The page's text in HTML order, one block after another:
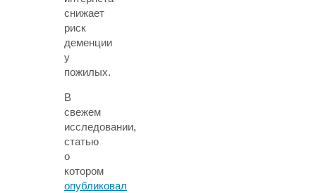
снижает
риск
деменции
у
пожилых.
В
свежем
исследовании,
статью
о
котором
опубликовал